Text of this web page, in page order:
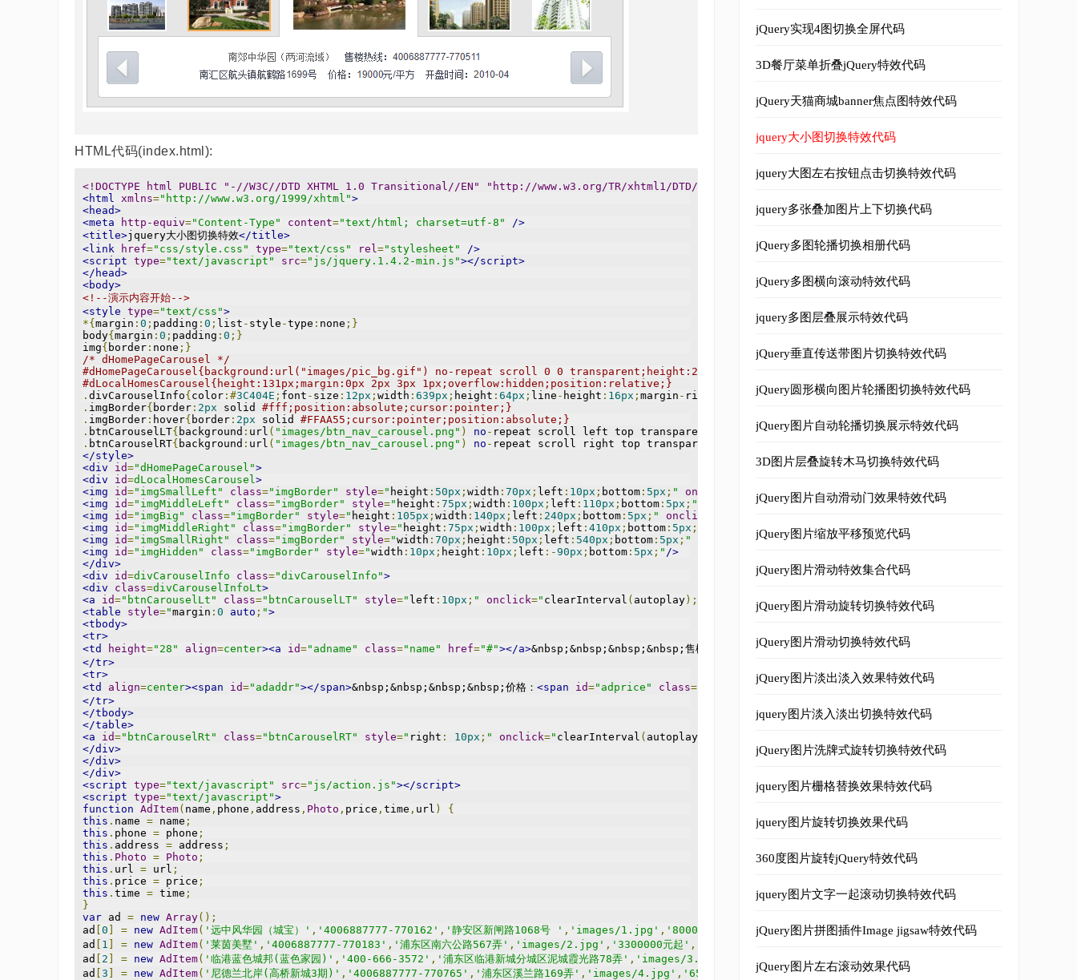
HTML代码(index.html):
<!DOCTYPE html PUBLIC "-//W3C//DTD XHTML 1.0 Transitional//EN" "http://www.w3.org/TR/xhtml1/DTD/xhtml1-transitional.dtd">
<html xmlns="http://www.w3.org/1999/xhtml">
<head>
<meta
http-equiv="Content-Type" content="text/html; charset=utf-8"
/>
<title>jquery大小图切换特效</title>
<link
href="css/style.css" type="text/css" rel="stylesheet"
/>
<script type="text/javascript" src="js/jquery.1.4.2-min.js"></script>
</head>
<body>
<!--演示内容开始-->
<style type="text/css">
*{ margin : 0 ; padding : 0 ; list - style -type : none ;}
body{ margin : 0 ; padding : 0 ;}
img{ border : none ;}
/* dHomePageCarousel */
#dHomePageCarousel{background:url("images/pic_bg.gif") no-repeat scroll 0 0 transparent;height:221px;width:670px;position:relative;margin:40px
#dLocalHomesCarousel{height:131px;margin:0px 2px 3px 1px;overflow:hidden;position:relative;}
. divCarouselInfo{ color :#3C404E ; font - size : 12px ; width : 639px ; height : 64px ; line - height : 16px ; margin - right padding-top:10px ;position:relative
. imgBorder{ border : 2px solid #fff;position:absolute;cursor:pointer;}
. imgBorder : hover{ border : 2px solid #FFAA55;cursor:pointer;position:absolute;}
. btnCarouselLT{ background : url ( "images/btn_nav_carousel.png" ) no - repeat scroll left top transparent display:block; height:41px;overflow: hidden
. btnCarouselRT{ background : url ( "images/btn_nav_carousel.png" ) no - repeat scroll right top transparent
</style>
<div
id="dHomePageCarousel">
<div
id=dLocalHomesCarousel>
<img
id="imgSmallLeft" class="imgBorder" style=" height : 50px ; width : 70px ; left : 10px ; bottom : 5px ; " onclick clearInterval (autoplay); moveD('l'
<img
id="imgMiddleLeft" class="imgBorder" style=" height : 75px ; width : 100px ; left : 110px ; bottom : 5px ; " "clearInterval(autoplay);move(
<img
id="imgBig" class="imgBorder" style=" height : 105px ; width : 140px ; left : 240px ; bottom : 5px ; " onclick
<img
id="imgMiddleRight" class="imgBorder" style=" height : 75px ; width : 100px ; left : 410px ; bottom : 5px ; =" clearInterval(autoplay
<img
id="imgSmallRight" class="imgBorder" style="width : 70px ; height : 50px ; left : 540px ; bottom : 5px ; " clearInterval ( autoplay);moveD
<img
id="imgHidden" class="imgBorder" style="width : 10px ; height : 10px ; left :-90px ; bottom : 5px ; " />
</div>
<div
id=divCarouselInfo class="divCarouselInfo">
<div
class=divCarouselInfoLt>
<a
id="btnCarouselLt" class="btnCarouselLT" style=" left : 10px ; " onclick=" clearInterval ( autoplay); );"
></a>
<table
style="margin : 0 auto ; ">
<tbody>
<tr>
<td
height="28" align=center><a id="adname" class="name" href="#"></a>&nbsp;&nbsp;&nbsp;&nbsp;售楼热线： <span id ="adtel" class="tel"
</tr>
<tr>
<td
align=center><span id="adaddr"></span>&nbsp;&nbsp;&nbsp;&nbsp;价格： <span id="adprice" class= ></span> &nbsp;&nbsp;&nbsp;&nbsp;开盘时间：
</tr>
</tbody>
</table>
<a
id="btnCarouselRt" class="btnCarouselRT" style=" right : 10px ; " onclick=" clearInterval ( autoplay
</div>
</div>
</div>
<script type="text/javascript" src="js/action.js"></script>
<script type="text/javascript">
function AdItem( name , phone , address , Photo , price , time , url )
{
this . name = name ;
this . phone = phone ;
this . address = address ;
this . Photo = Photo ;
this . url = url ;
this . price = price ;
this . time = time ;
}
var ad = new Array();
ad
0 = new AdItem( '远中风华园（城宝）' , '4006887777-770162' , '静安区新闸路1068号 ' , 'images/1.jpg' , '80000元/平方' '2010年5月', '#');
ad
1 = new AdItem( '莱茵美墅' , '4006887777-770183' , '浦东区南六公路567弄' , 'images/2.jpg' , '3300000元起' ,
ad
2 = new AdItem( '临港蓝色城邦(蓝色家园)' , '400-666-3572' , '浦东区临港新城分城区泥城霞光路78弄' , 'images/3.jpg' '8000元/平方' , '2010年4月', '#');
ad
3 = new AdItem( '尼德兰北岸(高桥新城3期)' , '4006887777-770765' , '浦东区溪兰路169弄' , 'images/4.jpg' , '6500000元起','2010-04','#');
jQuery实现4图切换全屏代码
3D餐厅菜单折叠jQuery特效代码
jQuery天猫商城banner焦点图特效代码
jquery大小图切换特效代码
jquery大图左右按钮点击切换特效代码
jquery多张叠加图片上下切换代码
jQuery多图轮播切换相册代码
jQuery多图横向滚动特效代码
jquery多图层叠展示特效代码
jQuery垂直传送带图片切换特效代码
jQuery圆形横向图片轮播图切换特效代码
jQuery图片自动轮播切换展示特效代码
3D图片层叠旋转木马切换特效代码
jQuery图片自动滑动门效果特效代码
jQuery图片缩放平移预览代码
jQuery图片滑动特效集合代码
jQuery图片滑动旋转切换特效代码
jQuery图片滑动切换特效代码
jQuery图片淡出淡入效果特效代码
jquery图片淡入淡出切换特效代码
jQuery图片洗牌式旋转切换特效代码
jquery图片栅格替换效果特效代码
jquery图片旋转切换效果代码
360度图片旋转jQuery特效代码
jquery图片文字一起滚动切换特效代码
jQuery图片拼图插件Image jigsaw特效代码
jQuery图片左右滚动效果代码